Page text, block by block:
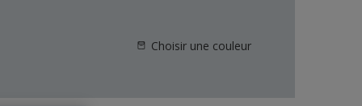
Choisir une couleur